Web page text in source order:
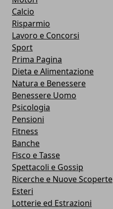
Calcio
Risparmio
Lavoro e Concorsi
Sport
Prima Pagina
Dieta e Alimentazione
Natura e Benessere
Benessere Uomo
Psicologia
Pensioni
Fitness
Banche
Fisco e Tasse
Spettacoli e Gossip
Ricerche e Nuove Scoperte
Esteri
Lotterie ed Estrazioni